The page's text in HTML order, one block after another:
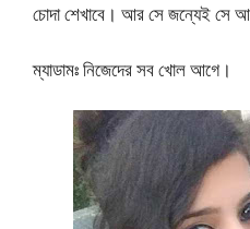
চোদা শেখাবে। আর সে জন্যেই সে
ম্যাডামঃ নিজেদের সব খোল আগে।